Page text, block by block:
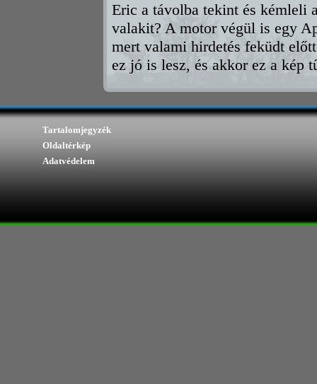
Eric a távolba tekint és kémleli
valakit? A motor végül is egy
mert valami hirdetés feküdt
ez jó is lesz, és akkor ez a kép
Tartalomjegyzék
Oldaltérkép
Adatvédelem